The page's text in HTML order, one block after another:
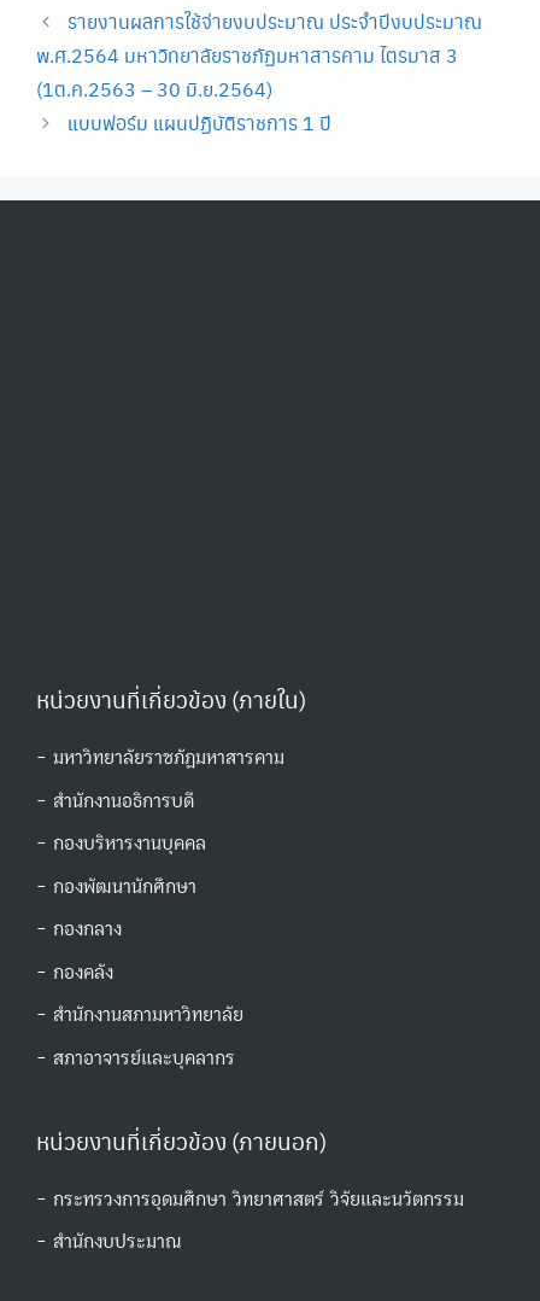
รายงานผลการใช้จ่ายงบประมาณ ประจำปีงบประมาณ
พ.ศ.2564 มหาวิทยาลัยราชภัฏมหาสารคาม ไตรมาส 3
(1ต.ค.2563 – 30 มิ.ย.2564)
แบบฟอร์ม แผนปฏิบัติราชการ 1 ปี
หน่วยงานที่เกี่ยวข้อง (ภายใน)
- มหาวิทยาลัยราชภัฏมหาสารคาม
- สำนักงานอธิการบดี
- กองบริหารงานบุคคล
- กองพัฒนานักศึกษา
- กองกลาง
- กองคลัง
- สำนักงานสภามหาวิทยาลัย
- สภาอาจารย์และบุคลากร
หน่วยงานที่เกี่ยวข้อง (ภายนอก)
- กระทรวงการอุดมศึกษา วิทยาศาสตร์ วิจัยและนวัตกรรม
- สํานักงบประมาณ